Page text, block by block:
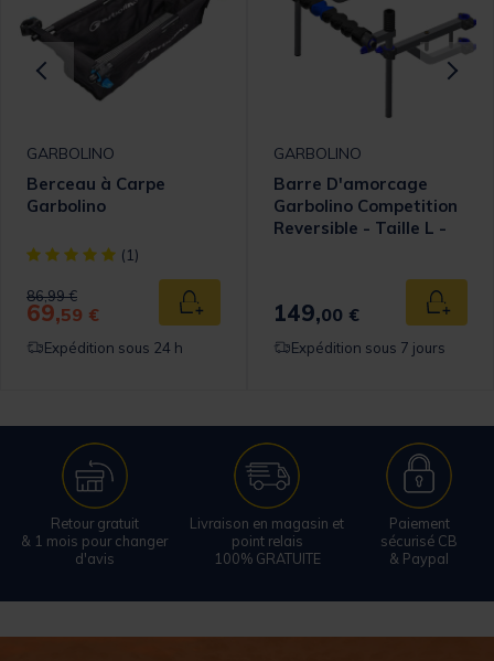
panier
GARBOLINO
Berceau à Carpe
Garbolino
[object Object] out of 5 Customer Rating
(1)
Price reduced from
86,99 €to
69,59 € Ajouter au panier
Expédition sous 24 h
GARBOLINO
Barre D'amorcage
Garbolino Competition
Reversible - Taille L -
149,00 €
Expédition sous 7 jours
Retour gratuit
& 1 mois pour changer
d'avis
Livraison en magasin et
point relais
100% GRATUITE
Paiement
sécurisé CB
& Paypal